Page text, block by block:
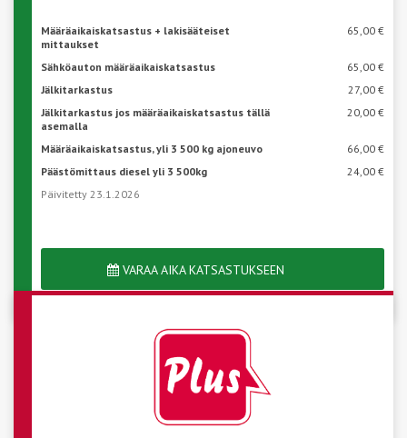
Määräaikaiskatsastus + lakisääteiset
mittaukset
65,00 €
Sähköauton määräaikaiskatsastus
65,00 €
Jälkitarkastus
27,00 €
Jälkitarkastus jos määräaikaiskatsastus tällä
asemalla
20,00 €
Määräaikaiskatsastus, yli 3 500 kg ajoneuvo
66,00 €
Päästömittaus diesel yli 3 500kg
24,00 €
Päivitetty 23.1.2026
VARAA AIKA KATSASTUKSEEN